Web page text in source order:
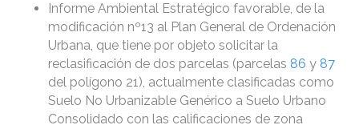
Informe Ambiental Estratégico favorable, de la
modificación nº13 al Plan General de Ordenación
Urbana, que tiene por objeto solicitar la
reclasificación de dos parcelas (parcelas 86 y 87
del polígono 21), actualmente clasificadas como
Suelo No Urbanizable Genérico a Suelo Urbano
Consolidado con las calificaciones de zona